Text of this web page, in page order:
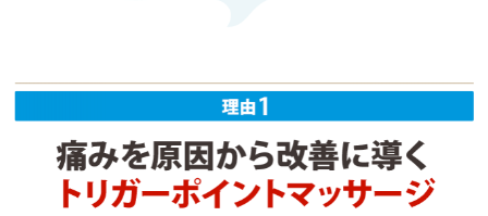
こちらの整骨院はどの先生に当たっても、いつもと
同じ治療をしてくれるところが不満にならず、良い
と思います。
回数券は最初の支払いでは少し高く感じますが、通
う回数によってだとは思うので、将来の自分の体へ